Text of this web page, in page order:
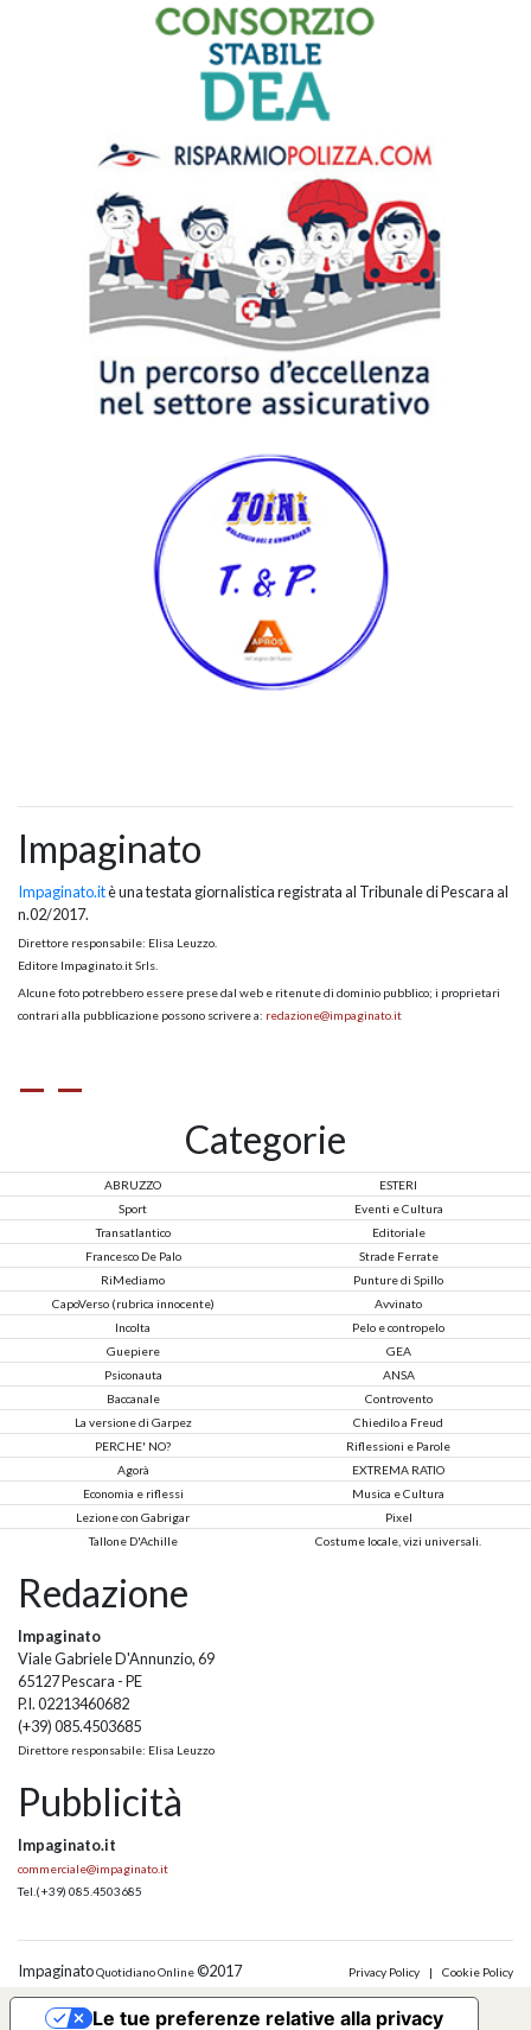
Impaginato
Impaginato.itè una testata giornalistica registrata al Tribunale di Pescara al
n.02/2017.
Direttore responsabile: Elisa Leuzzo.
Editore Impaginato.it Srls.
Alcune foto potrebbero essere prese dal web e ritenute di dominio pubblico; i proprietari
contrari alla pubblicazione possono scrivere a: redazione@impaginato.it
Categorie
ABRUZZO
ESTERI
Sport
Eventi e Cultura
Transatlantico
Editoriale
Francesco De Palo
Strade Ferrate
RiMediamo
Punture di Spillo
CapoVerso (rubrica innocente)
Avvinato
Incolta
Pelo e contropelo
Guepiere
GEA
Psiconauta
ANSA
Baccanale
Controvento
La versione di Garpez
Chiedilo a Freud
PERCHE' NO?
Riflessioni e Parole
Agorà
EXTREMA RATIO
Economia e riflessi
Musica e Cultura
Lezione con Gabrigar
Pixel
Tallone D'Achille
Costume locale, vizi universali.
Redazione
Impaginato
Viale Gabriele D'Annunzio, 69
65127 Pescara - PE
P.I. 02213460682
(+39) 085.4503685
Direttore responsabile: Elisa Leuzzo
Pubblicità
Impaginato.it
commerciale@impaginato.it
Tel. (+39) 085.4503685
ImpaginatoQuotidiano Online©2017 Privacy Policy | Cookie Policy
Le tue preferenze relative alla privacy